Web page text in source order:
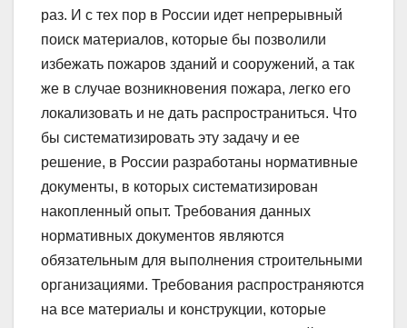
раз. И с тех пор в России идет непрерывный
поиск материалов, которые бы позволили
избежать пожаров зданий и сооружений, а так
же в случае возникновения пожара, легко его
локализовать и не дать распространиться. Что
бы систематизировать эту задачу и ее
решение, в России разработаны нормативные
документы, в которых систематизирован
накопленный опыт. Требования данных
нормативных документов являются
обязательным для выполнения строительными
организациями. Требования распространяются
на все материалы и конструкции, которые